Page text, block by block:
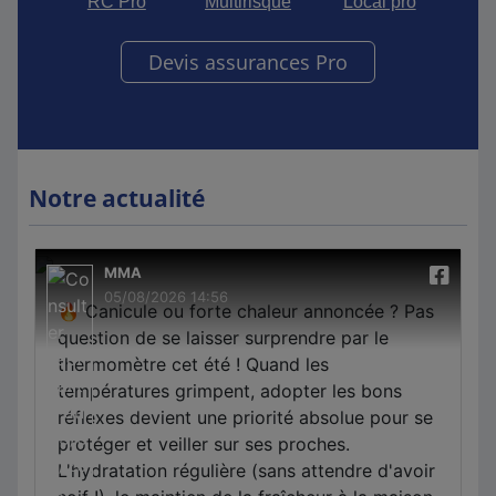
Devis assurances Pro
Notre actualité